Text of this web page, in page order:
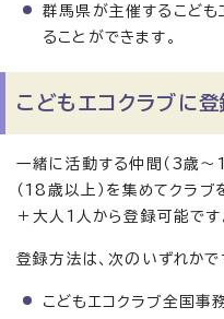
群馬県が主催するこども
ることができます。
こどもエコクラブに
一緒に活動する仲間（3歳～
（18歳以上）を集めてクラブ
＋大人1人から登録可能です
登録方法は、次のいずれかで
こどもエコクラブ全国事